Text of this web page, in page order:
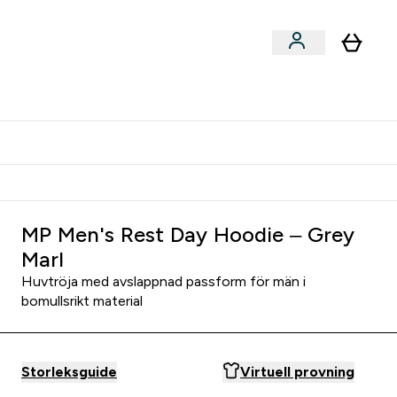
MP Men's Rest Day Hoodie – Grey
Marl
Huvtröja med avslappnad passform för män i
bomullsrikt material
Storleksguide Virtuell provning